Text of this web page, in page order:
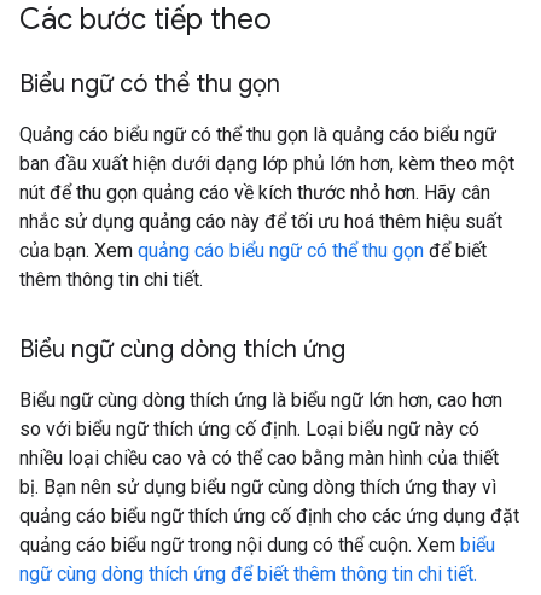
Các bước tiếp theo
Biểu ngữ có thể thu gọn
Quảng cáo biểu ngữ có thể thu gọn là quảng cáo biểu ngữ
ban đầu xuất hiện dưới dạng lớp phủ lớn hơn, kèm theo một
nút để thu gọn quảng cáo về kích thước nhỏ hơn. Hãy cân
nhắc sử dụng quảng cáo này để tối ưu hoá thêm hiệu suất
của bạn. Xem quảng cáo biểu ngữ có thể thu gọn để biết
thêm thông tin chi tiết.
Biểu ngữ cùng dòng thích ứng
Biểu ngữ cùng dòng thích ứng là biểu ngữ lớn hơn, cao hơn
so với biểu ngữ thích ứng cố định. Loại biểu ngữ này có
nhiều loại chiều cao và có thể cao bằng màn hình của thiết
bị. Bạn nên sử dụng biểu ngữ cùng dòng thích ứng thay vì
quảng cáo biểu ngữ thích ứng cố định cho các ứng dụng đặt
quảng cáo biểu ngữ trong nội dung có thể cuộn. Xem biểu
ngữ cùng dòng thích ứng để biết thêm thông tin chi tiết.